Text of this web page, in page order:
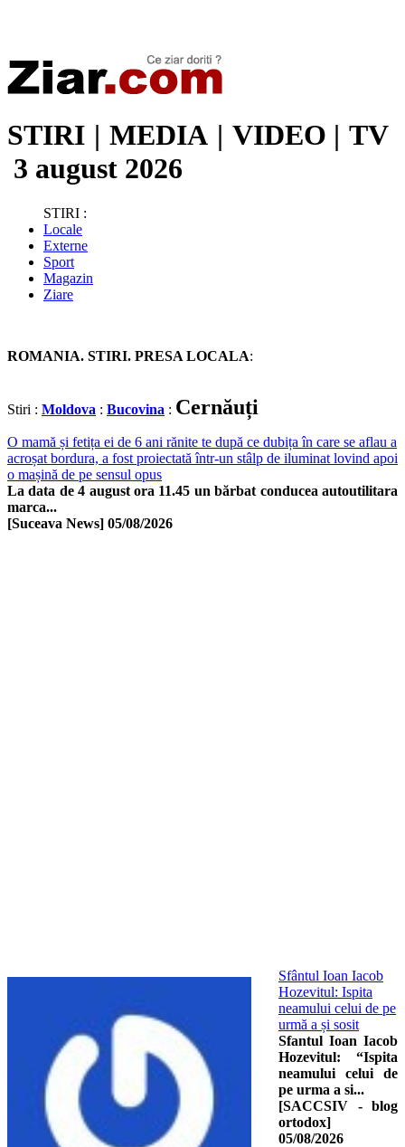
STIRI | MEDIA | VIDEO | TV
3 august 2026
STIRI :
Locale
Externe
Sport
Magazin
Ziare
ROMANIA. STIRI. PRESA LOCALA:
Stiri : Moldova : Bucovina : Cernăuți
O mamă și fetița ei de 6 ani rănite te după ce dubița în care se aflau a
acroșat bordura, a fost proiectată într-un stâlp de iluminat lovind apoi
o mașină de pe sensul opus
La data de 4 august ora 11.45 un bărbat conducea autoutilitara
marca...
[Suceava News] 05/08/2026
Sfântul Ioan Iacob
Hozevitul: Ispita
neamului celui de pe
urmă a și sosit
Sfantul Ioan Iacob
Hozevitul: “Ispita
neamului celui de
pe urma a si...
[SACCSIV - blog
ortodox]
05/08/2026